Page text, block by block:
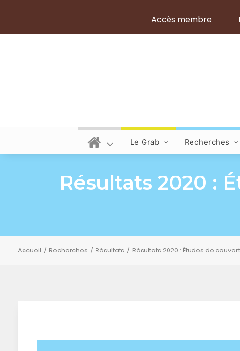
Accès membre
Le Grab Recherches
Résultats 2020 :
Accueil Recherches Résultats Résultats 2020 : Études de